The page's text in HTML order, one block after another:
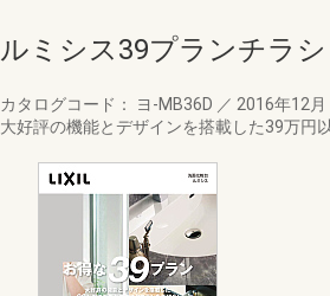
ルミシス39プランチラシ
カタログコード： ヨ-MB36D ／ 2016年12月
大好評の機能とデザインを搭載した39万円